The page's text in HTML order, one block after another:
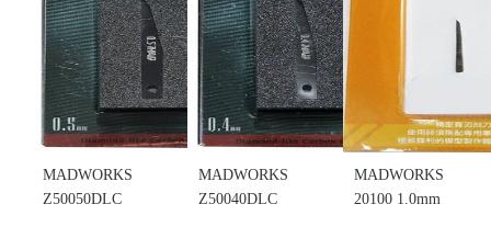
MADWORKS
Z50050DLC
MADWORKS
Z50040DLC
MADWORKS
20100 1.0mm